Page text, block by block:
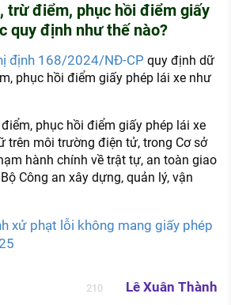
trừ điểm, phục hồi điểm giấy
quy định như thế nào?
định 168/2024/NĐ-CP quy định dữ
phục hồi điểm giấy phép lái xe như
phục hồi điểm giấy phép lái xe
trên môi trường điện tử, trong Cơ sở
hành chính về trật tự, an toàn giao
Công an xây dựng, quản lý, vận
xử phạt lỗi không mang giấy phép
210 Lê Xuân Thành